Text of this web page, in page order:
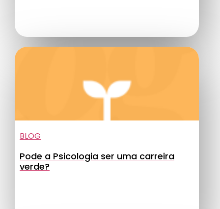
BLOG
Pode a Psicologia ser uma carreira
verde?